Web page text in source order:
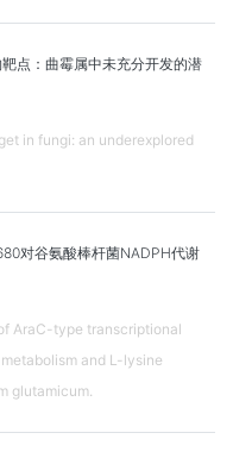
点：曲霉属中未充分开发的潜
in fungi: an underexplored
对谷氨酸棒杆菌NADPH代谢
AraC-type transcriptional
and L-lysine
glutamicum.